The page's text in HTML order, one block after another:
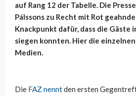
auf Rang 12 der Tabelle. Die
Pálssons zu Recht mit Rot
Knackpunkt dafür, dass die Gäste
siegen konnten. Hier die
Medien.
Die FAZ nenntden ersten